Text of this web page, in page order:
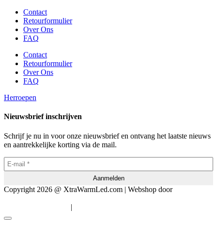
Contact
Retourformulier
Over Ons
FAQ
Contact
Retourformulier
Over Ons
FAQ
Herroepen
Nieuwsbrief inschrijven
Schrijf je nu in voor onze nieuwsbrief en ontvang het laatste nieuws
en aantrekkelijke korting via de mail.
Copyright 2026 @ XtraWarmLed.com | Webshop door
|